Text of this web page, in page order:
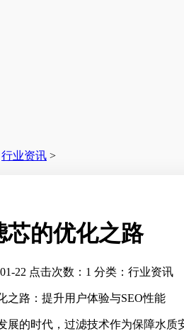
行业资讯 >
芯的优化之路
22 点击次数：1 分类：行业资讯
之路：提升用户体验与SEO性能
展的时代，过滤技术作为保障水